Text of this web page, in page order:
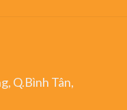
Q.Bình Tân,